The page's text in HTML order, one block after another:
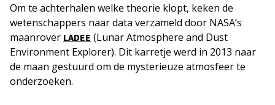
Om te achterhalen welke theorie klopt, keken de
wetenschappers naar data verzameld door NASA’s
maanrover LADEE (Lunar Atmosphere and Dust
Environment Explorer). Dit karretje werd in 2013 naar
de maan gestuurd om de mysterieuze atmosfeer te
onderzoeken.